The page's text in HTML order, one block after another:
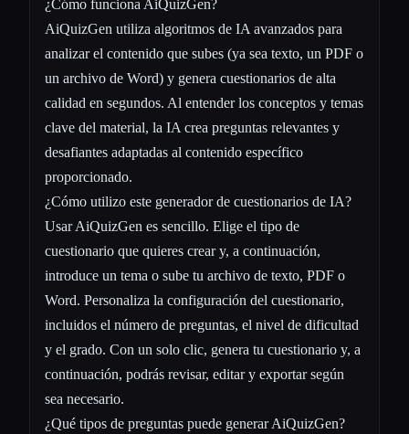
¿Cómo funciona AiQuizGen?
AiQuizGen utiliza algoritmos de IA avanzados para
analizar el contenido que subes (ya sea texto, un PDF o
un archivo de Word) y genera cuestionarios de alta
calidad en segundos. Al entender los conceptos y temas
clave del material, la IA crea preguntas relevantes y
desafiantes adaptadas al contenido específico
proporcionado.
¿Cómo utilizo este generador de cuestionarios de IA?
Usar AiQuizGen es sencillo. Elige el tipo de
cuestionario que quieres crear y, a continuación,
introduce un tema o sube tu archivo de texto, PDF o
Word. Personaliza la configuración del cuestionario,
incluidos el número de preguntas, el nivel de dificultad
y el grado. Con un solo clic, genera tu cuestionario y, a
continuación, podrás revisar, editar y exportar según
sea necesario.
¿Qué tipos de preguntas puede generar AiQuizGen?